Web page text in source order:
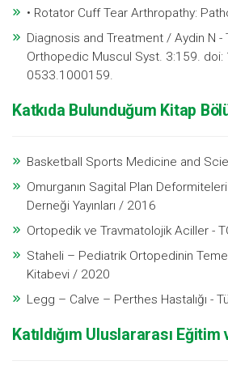
• Rotator Cuff Tear Arthropathy:
Diagnosis and Treatment / Aydin N -
Orthopedic Muscul Syst. 3:159.
0533.1000159.
Katkıda Bulunduğum Kitap
Basketball Sports Medicine and
Omurganın Sagital Plan
Derneği Yayınları / 2016
Ortopedik ve Travmatolojik Aciller -
Staheli – Pediatrik Ortopedinin
Kitabevi / 2020
Legg – Calve – Perthes Hastalığı -
Katıldığım Uluslararası Eğitim